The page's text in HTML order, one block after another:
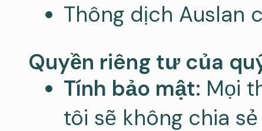
Thông dịch Auslan
Quyền riêng tư của
Tính bảo mật: Mọi
tôi sẽ không chia